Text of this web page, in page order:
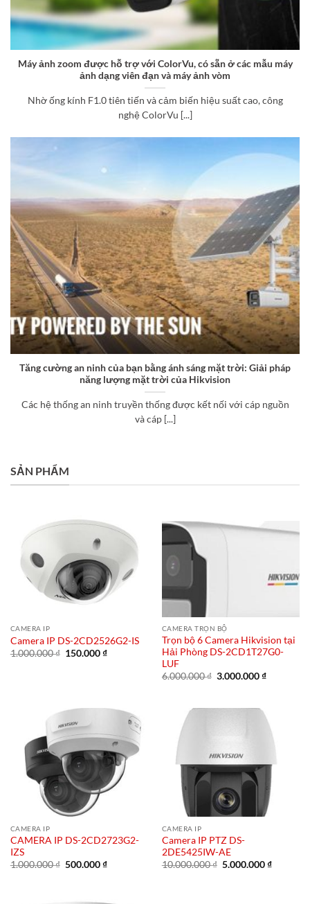
Máy ảnh zoom được hỗ trợ với ColorVu, có sẵn ở các mẫu máy
ảnh dạng viên đạn và máy ảnh vòm
Nhờ ống kính F1.0 tiên tiến và cảm biến hiệu suất cao, công
nghệ ColorVu [...]
Tăng cường an ninh của bạn bằng ánh sáng mặt trời: Giải pháp
năng lượng mặt trời của Hikvision
Các hệ thống an ninh truyền thống được kết nối với cáp nguồn
và cáp [...]
SẢN PHẨM
CAMERA IP
Camera IP DS-2CD2526G2-IS
1.000.000₫ Giá
150.000₫Giá
CAMERA TRỌN BỘ
Trọn bộ 6 Camera Hikvision tại
Hải Phòng DS-2CD1T27G0-
LUF
6.000.000₫ Giá
3.000.000₫Giá
CAMERA IP
CAMERA IP DS-2CD2723G2-
IZS
1.000.000₫ Giá
500.000₫Giá
CAMERA IP
Camera IP PTZ DS-
2DE5425IW-AE
10.000.000₫ Giá
5.000.000₫Giá